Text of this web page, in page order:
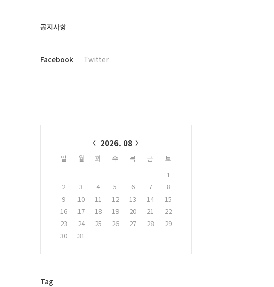
과
글
공지사항
페
Facebook Twitter
2026. 08
일 월 화 수 목 금
토
1
2
3 4 5 6 7
8
9
10 11 12 13 14
15
16
17 18 19 20 21
22
23
24 25 26 27 28
29
30
31
Tag